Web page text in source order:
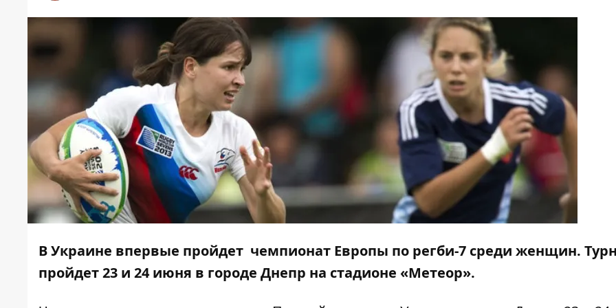
В Украине впервые пройдет чемпионат Европы по регби-7 среди женщин.
пройдет 23 и 24 июня в городе Днепр на стадионе «Метеор».